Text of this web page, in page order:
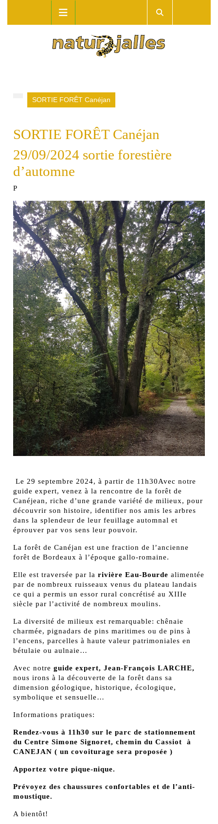
Button
SORTIE FORÊT Canéjan
SORTIE FORÊT Canéjan
29/09/2024 sortie forestière
d’automne
P
Le 29 septembre 2024, à partir de 11h30Avec notre
guide expert, venez à la rencontre de la forêt de
Canéjean, riche d’une grande variété de milieux, pour
découvrir son histoire, identifier nos amis les arbres
dans la splendeur de leur feuillage automnal et
éprouver par vos sens leur pouvoir.
La forêt de Canéjan est une fraction de l’ancienne
forêt de Bordeaux à l’époque gallo-romaine.
Elle est traversée par la rivière Eau-Bourde alimentée
par de nombreux ruisseaux venus du plateau landais
ce qui a permis un essor rural concrétisé au XIIIe
siècle par l’activité de nombreux moulins.
La diversité de milieux est remarquable: chênaie
charmée, pignadars de pins maritimes ou de pins à
l’encens, parcelles à haute valeur patrimoniales en
bétulaie ou aulnaie…
Avec notre guide expert, Jean-François LARCHE,
nous irons à la découverte de la forêt dans sa
dimension géologique, historique, écologique,
symbolique et sensuelle…
Informations pratiques:
Rendez-vous à 11h30 sur le parc de stationnement
du Centre Simone Signoret, chemin du Cassiot à
CANEJAN ( un covoiturage sera proposée )
Apportez votre pique-nique.
Prévoyez des chaussures confortables et de l’anti-
moustique.
A bientôt!